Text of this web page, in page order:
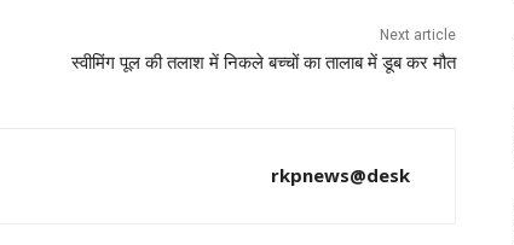
Next article
स्वीमिंग पूल की तलाश में निकले बच्चों का तालाब में डूब कर मौत
rkpnews@desk